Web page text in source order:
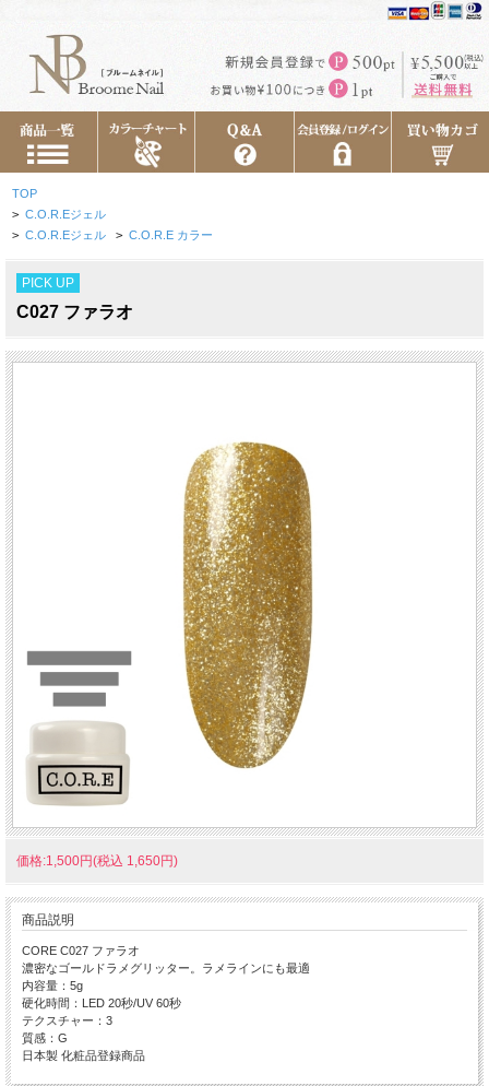
TOP
> C.O.R.Eジェル
> C.O.R.Eジェル > C.O.R.E カラー
PICK UP
C027 ファラオ
価格:1,500円(税込 1,650円)
商品説明
CORE C027 ファラオ
濃密なゴールドラメグリッター。ラメラインにも最適
内容量：5g
硬化時間：LED 20秒/UV 60秒
テクスチャー：3
質感：G
日本製 化粧品登録商品